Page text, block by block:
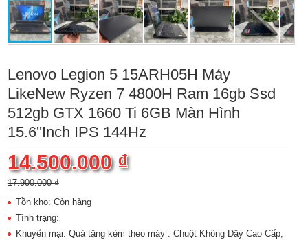
Lenovo Legion 5 15ARH05H Máy
LikeNew Ryzen 7 4800H Ram 16gb Ssd
512gb GTX 1660 Ti 6GB Màn Hình
15.6''Inch IPS 144Hz
14.500.000 ₫
17.900.000 ₫
Tồn kho: Còn hàng
Tình trạng:
Khuyến mại: Quà tặng kèm theo máy : Chuột Không Dây Cao Cấp,